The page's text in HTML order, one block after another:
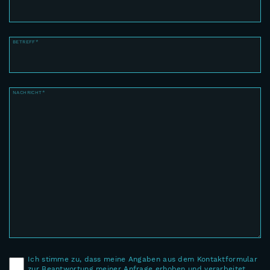
BETREFF*
NACHRICHT*
Ich stimme zu, dass meine Angaben aus dem Kontaktformular